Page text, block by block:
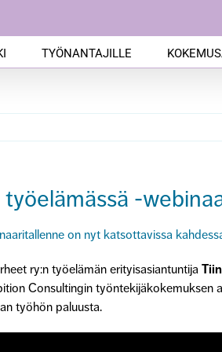
TYÖNANTAJILLE
-
tallenneon nytkatsottavissa
ry:n työelämän erityisasiantuntija
Consultingin työntekijäkokemuksen
työhön paluusta.